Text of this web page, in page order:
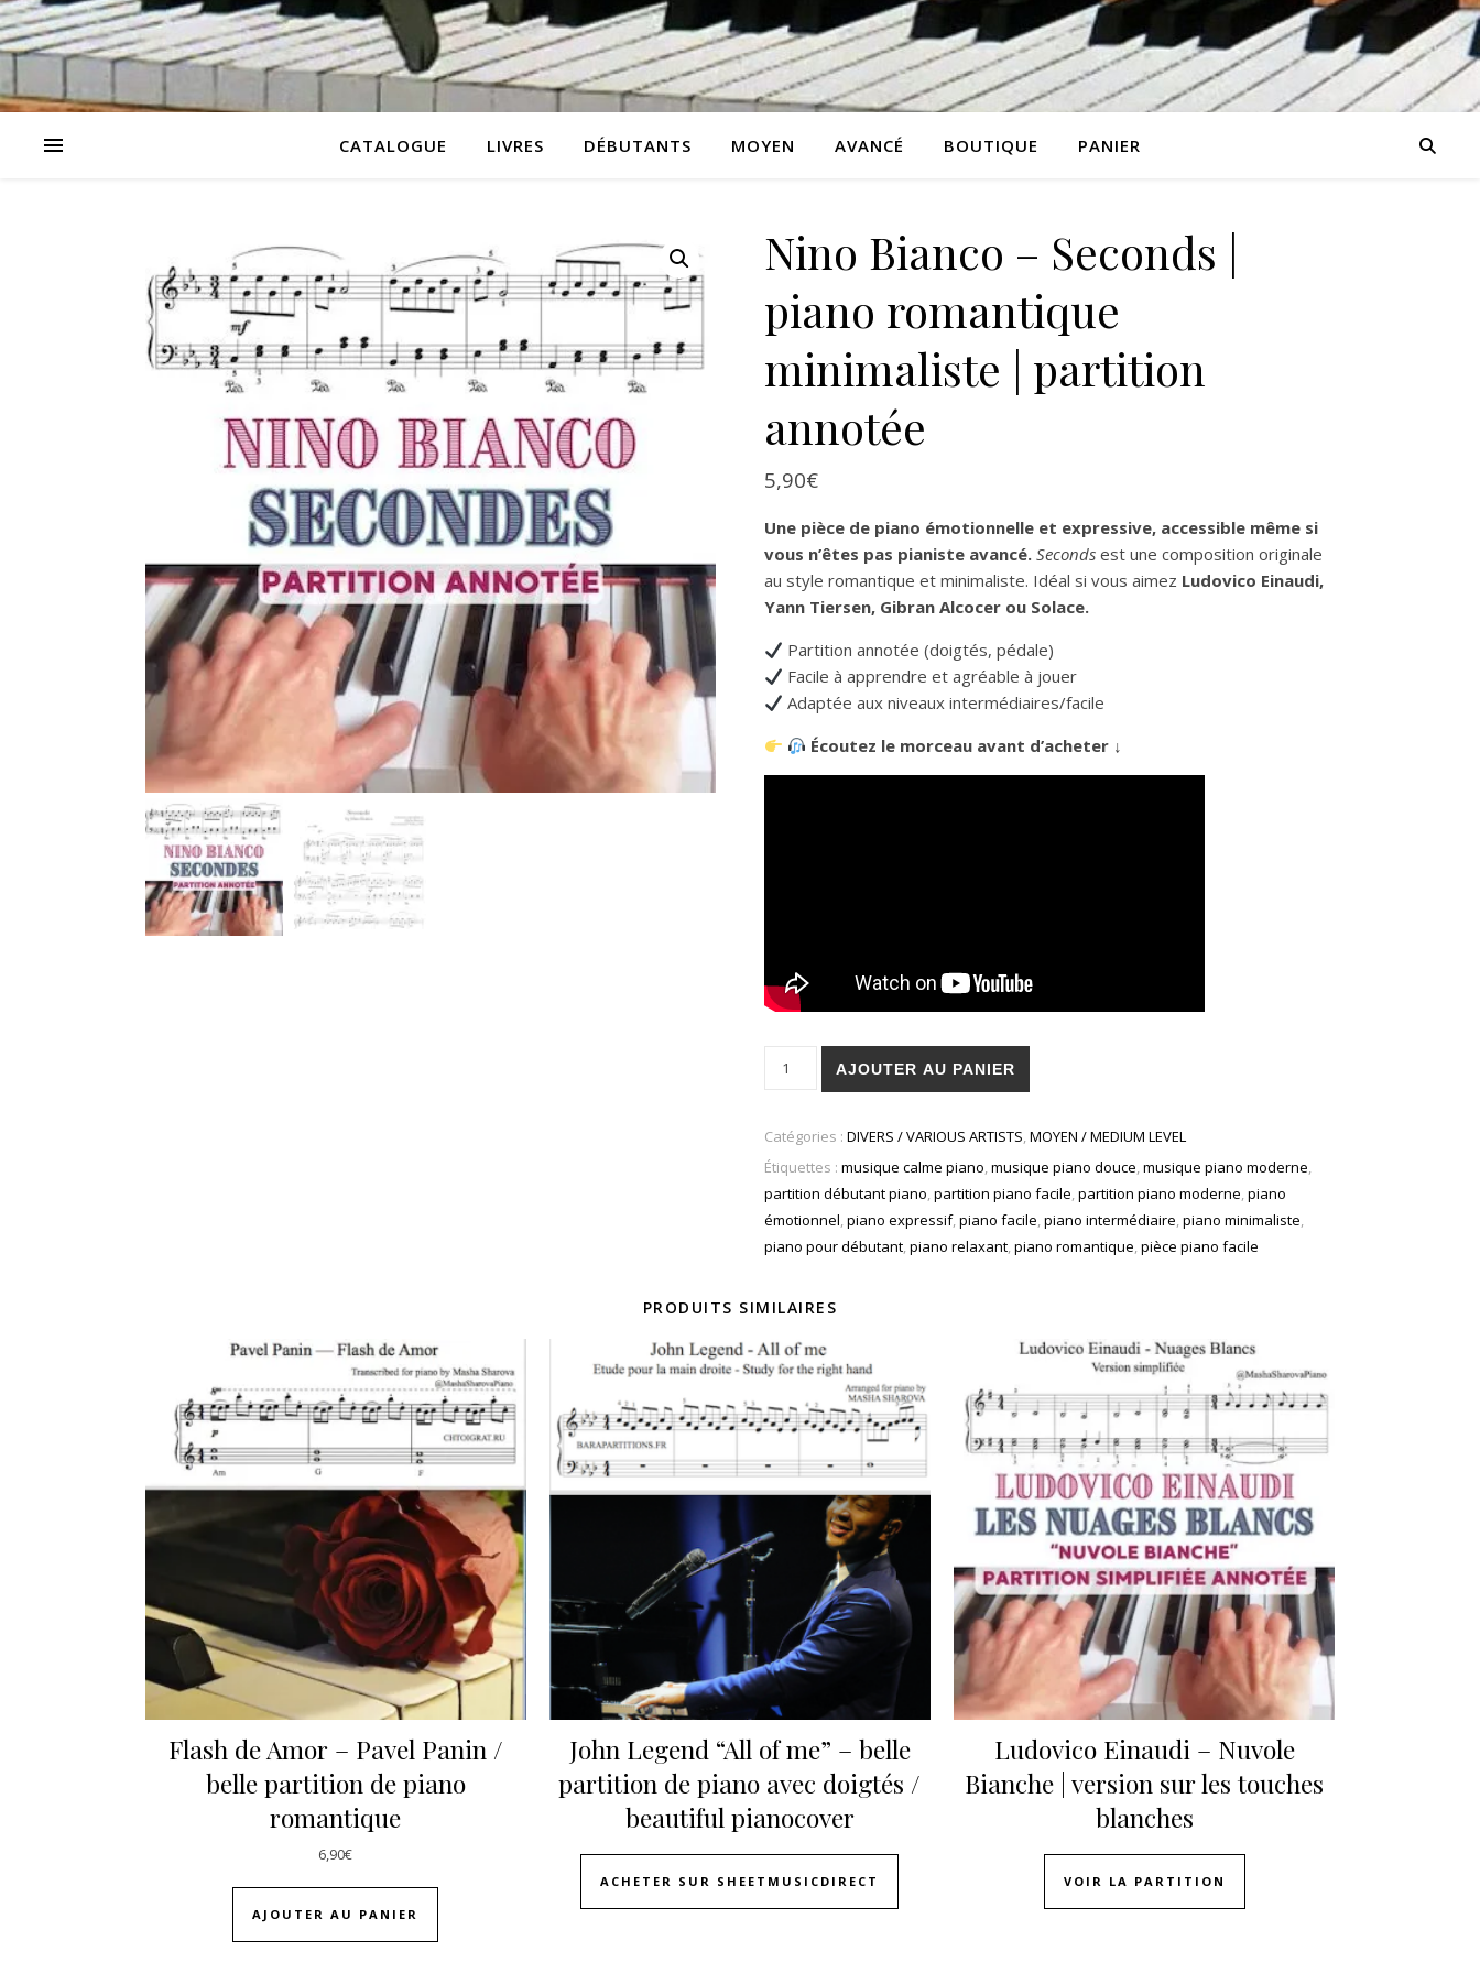
CATALOGUE LIVRES DÉBUTANTS MOYEN AVANCÉ BOUTIQUE PANIER
Nino Bianco – Seconds |
piano romantique
minimaliste | partition
annotée
5,90€
Une pièce de piano émotionnelle et expressive, accessible même si
vous n’êtes pas pianiste avancé. Secondsest une composition originale
au style romantique et minimaliste. Idéal si vous aimez Ludovico Einaudi,
Yann Tiersen, Gibran Alcocer ou Solace.
Partition annotée (doigtés, pédale)
Facile à apprendre et agréable à jouer
Adaptée aux niveaux intermédiaires/facile
Écoutez le morceau avant d’acheter ↓
quantité de Nino Bianco - Seconds | piano romantique minimaliste | partition annotée
AJOUTER AU PANIER
Catégories : DIVERS / VARIOUS ARTISTS,MOYEN / MEDIUM LEVEL
Étiquettes : musique calme piano,musique piano douce,musique piano moderne,
partition débutant piano,partition piano facile,partition piano moderne,piano
émotionnel,piano expressif,piano facile,piano intermédiaire,piano minimaliste,
piano pour débutant,piano relaxant,piano romantique,pièce piano facile
PRODUITS SIMILAIRES
Flash de Amor – Pavel Panin /
belle partition de piano
romantique
6,90€
AJOUTER AU PANIER
John Legend “All of me” – belle
partition de piano avec doigtés /
beautiful pianocover
ACHETER SUR SHEETMUSICDIRECT
Ludovico Einaudi – Nuvole
Bianche | version sur les touches
blanches
VOIR LA PARTITION